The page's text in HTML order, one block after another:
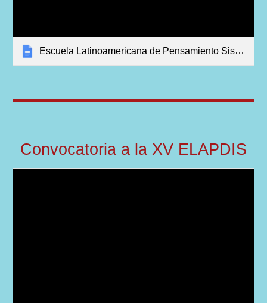
Escuela Latinoamericana de Pensamiento Sistémico
Convocatoria a la XV ELAPDIS